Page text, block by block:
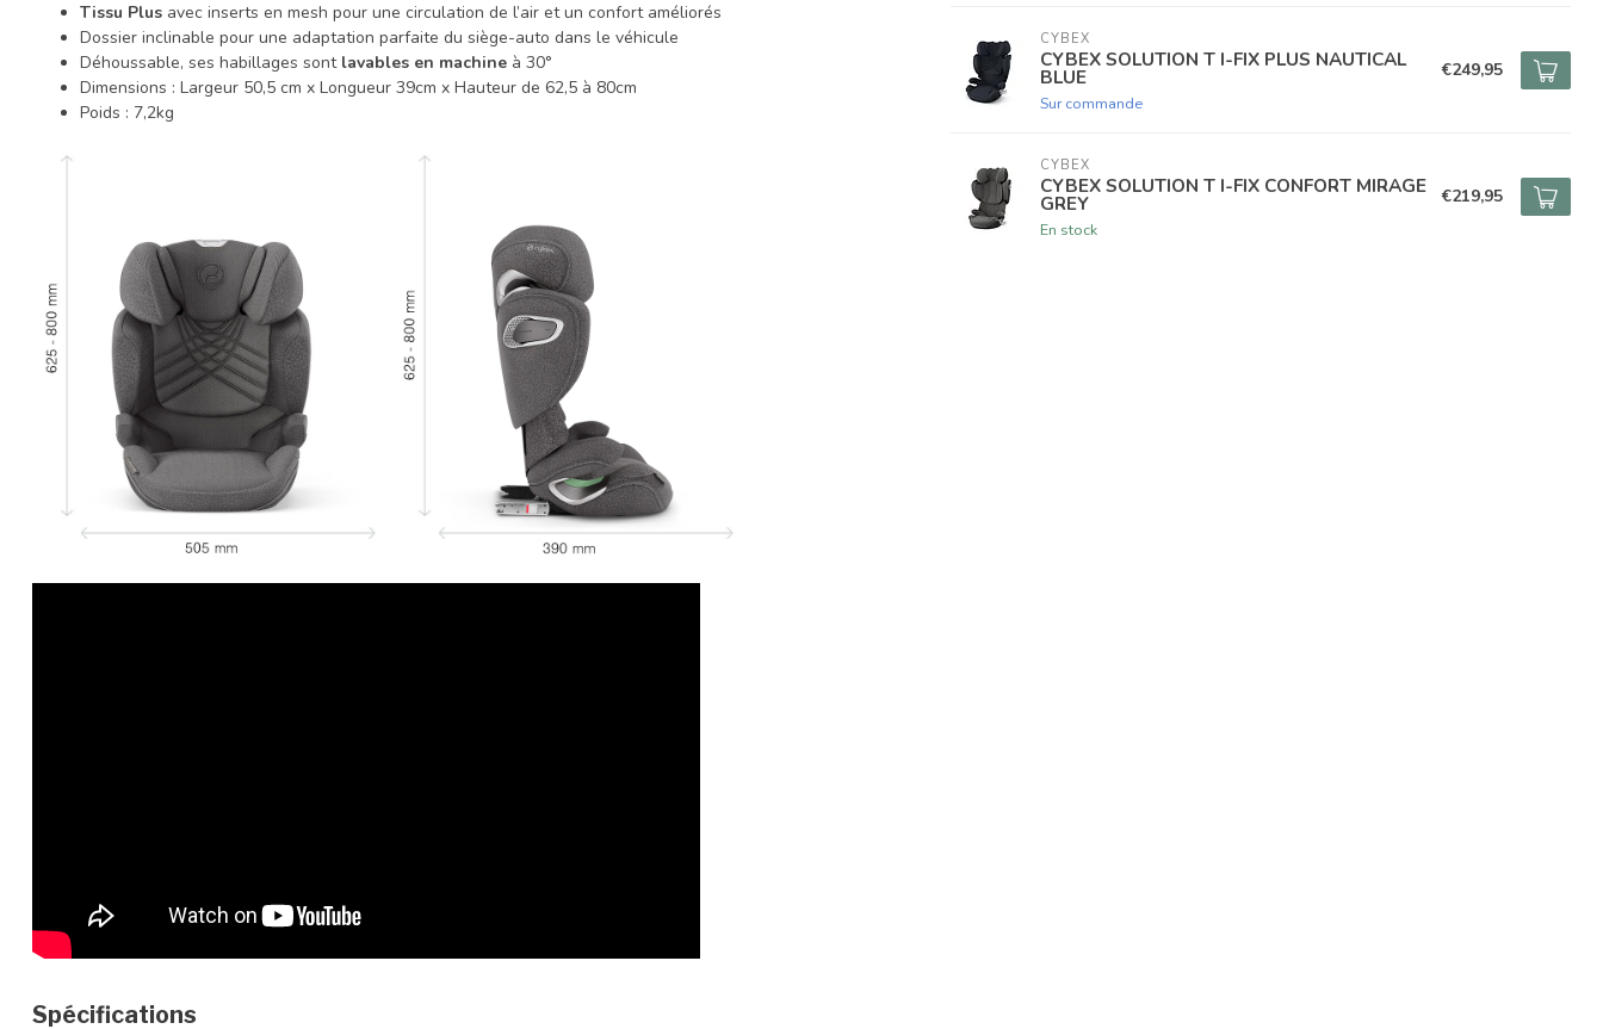
Tissu Plus avec inserts en mesh pour une circulation de l’air et un confort améliorés
Dossier inclinable pour une adaptation parfaite du siège-auto dans le véhicule
Déhoussable, ses habillages sont lavables en machine à 30°
Dimensions : Largeur 50,5 cm x Longueur 39cm x Hauteur de 62,5 à 80cm
Poids : 7,2kg
Spécifications
CYBEX
CYBEX SOLUTION T I-FIX PLUS NAUTICAL
BLUE
Sur commande
€249,95
CYBEX
CYBEX SOLUTION T I-FIX CONFORT MIRAGE
GREY
En stock
€219,95